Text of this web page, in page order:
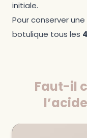
initiale.
Pour conserver
botulique tous les
Faut-il